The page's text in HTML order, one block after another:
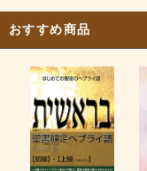
おすすめ商品